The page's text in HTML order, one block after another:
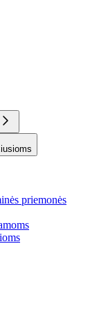
priemonės